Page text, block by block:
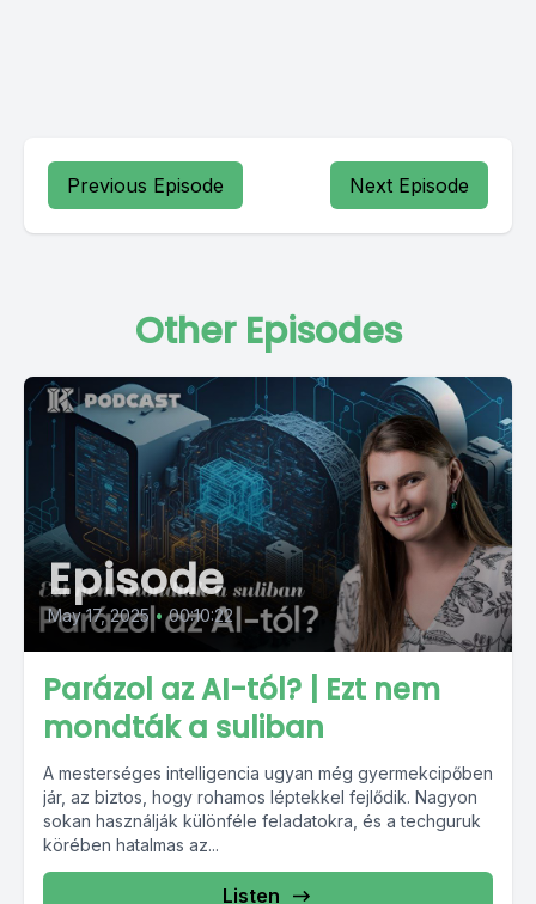
Previous Episode Next Episode
Other Episodes
Episode
May 17, 2025 • 00:10:22
Parázol az AI-tól? | Ezt nem
mondták a suliban
A mesterséges intelligencia ugyan még gyermekcipőben
jár, az biztos, hogy rohamos léptekkel fejlődik. Nagyon
sokan használják különféle feladatokra, és a techguruk
körében hatalmas az...
Listen